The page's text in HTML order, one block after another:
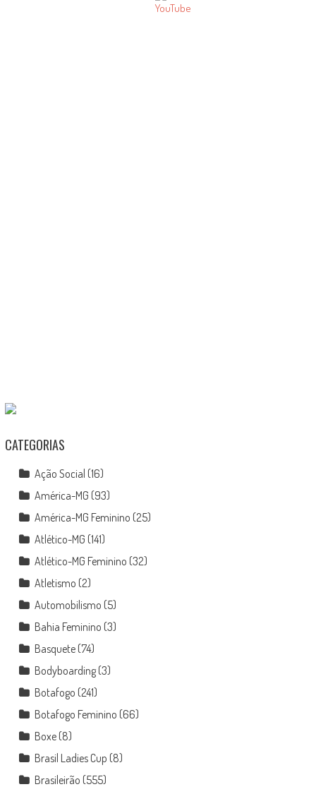
CATEGORIAS
Ação Social (16)
América-MG (93)
América-MG Feminino (25)
Atlético-MG (141)
Atlético-MG Feminino (32)
Atletismo (2)
Automobilismo (5)
Bahia Feminino (3)
Basquete(74)
Bodyboarding(3)
Botafogo (241)
Botafogo Feminino (66)
Boxe(8)
Brasil Ladies Cup (8)
Brasileirão (555)